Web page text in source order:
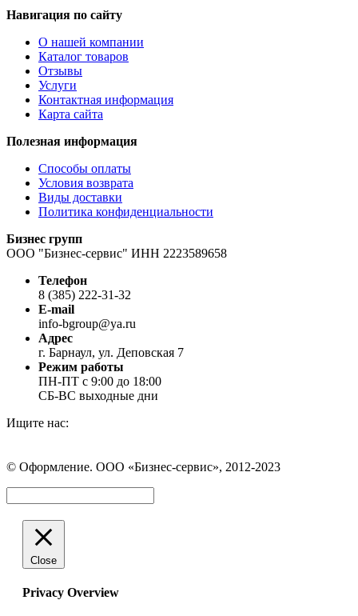
Навигация по сайту
О нашей компании
Каталог товаров
Отзывы
Услуги
Контактная информация
Карта сайта
Полезная информация
Способы оплаты
Условия возврата
Виды доставки
Политика конфиденциальности
Бизнес групп
ООО "Бизнес-сервис" ИНН 2223589658
Телефон
8 (385) 222-31-32
E-mail
info-bgroup@ya.ru
Адрес
г. Барнаул, ул. Деповская 7
Режим работы
ПН-ПТ с 9:00 до 18:00
СБ-ВС выходные дни
Ищите нас:
Вконтакте
открывается
в
новом
окне
WhatsApp
открывается
в
новом
окне
Telegram
открывается
в
новом
окне
© Оформление. ООО «Бизнес-сервис», 2012-2023
Close
Privacy Overview